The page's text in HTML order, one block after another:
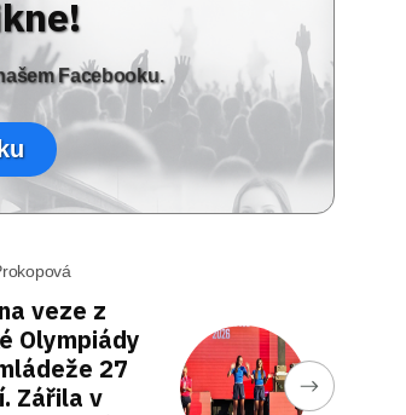
Facebooku.
veze z
Olympiády
27
Zářila v